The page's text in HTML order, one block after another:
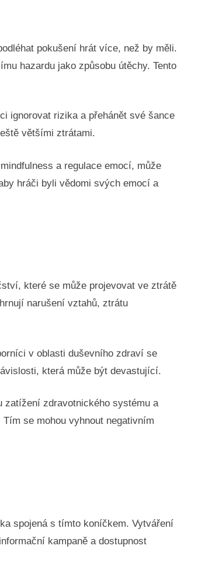
pokušení hrát více, než by měli.
hazardu jako způsobu útěchy. Tento
ignorovat rizika a přehánět své šance
většími ztrátami.
a regulace emocí, může
hráči byli vědomi svých emocí a
které se může projevovat ve ztrátě
narušení vztahů, ztrátu
v oblasti duševního zdraví se
která může být devastující.
zatížení zdravotnického systému a
se mohou vyhnout negativním
spojená s tímto koníčkem. Vytváření
kampaně a dostupnost